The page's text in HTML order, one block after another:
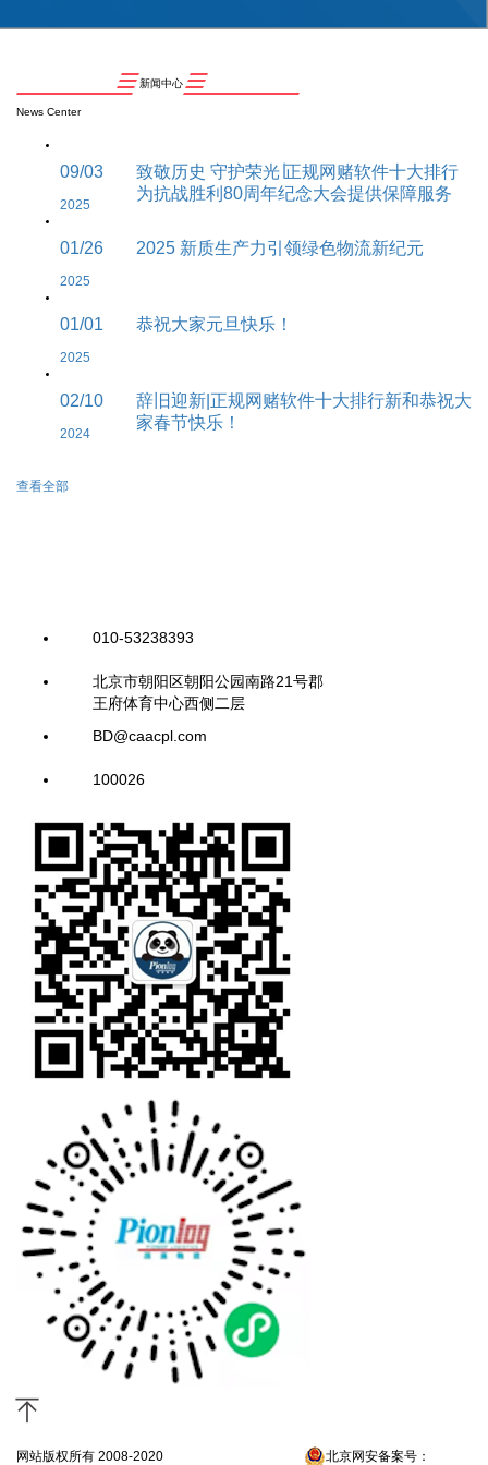
新闻中心
News Center
09/03
2025
致敬历史 守护荣光∣正规网赌软件十大排行
为抗战胜利80周年纪念大会提供保障服务
01/26
2025
2025 新质生产力引领绿色物流新纪元
01/01
2025
恭祝大家元旦快乐！
02/10
2024
辞旧迎新|正规网赌软件十大排行新和恭祝大
家春节快乐！
查看全部
010-53238393
北京市朝阳区朝阳公园南路21号郡
王府体育中心西侧二层
BD@caacpl.com
100026
网站版权所有 2008-2020 北京网安备案号：